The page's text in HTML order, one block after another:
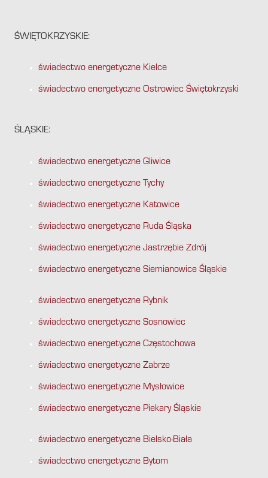
ŚWIĘTOKRZYSKIE:
świadectwo energetyczne Kielce
świadectwo energetyczne Ostrowiec Świętokrzyski
ŚLĄSKIE:
świadectwo energetyczne Gliwice
świadectwo energetyczne Tychy
świadectwo energetyczne Katowice
świadectwo energetyczne Ruda Śląska
świadectwo energetyczne Jastrzębie Zdrój
świadectwo energetyczne Siemianowice Śląskie
świadectwo energetyczne Rybnik
świadectwo energetyczne Sosnowiec
świadectwo energetyczne Częstochowa
świadectwo energetyczne Zabrze
świadectwo energetyczne Mysłowice
świadectwo energetyczne Piekary Śląskie
świadectwo energetyczne Bielsko-Biała
świadectwo energetyczne Bytom